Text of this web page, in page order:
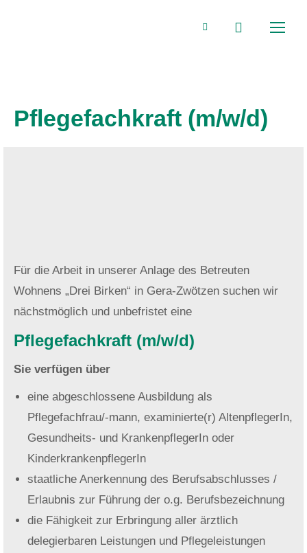
Search:
opens
Pflegefachkraft (m/w/d)
Für die Arbeit in unserer Anlage des Betreuten
Wohnens „Drei Birken“ in Gera-Zwötzen suchen wir
nächstmöglich und unbefristet eine
Pflegefachkraft (m/w/d)
Sie verfügen über
eine abgeschlossene Ausbildung als
Pflegefachfrau/-mann, examinierte(r) AltenpflegerIn,
Gesundheits- und KrankenpflegerIn oder
KinderkrankenpflegerIn
staatliche Anerkennung des Berufsabschlusses /
Erlaubnis zur Führung der o.g. Berufsbezeichnung
die Fähigkeit zur Erbringung aller ärztlich
delegierbaren Leistungen und Pflegeleistungen